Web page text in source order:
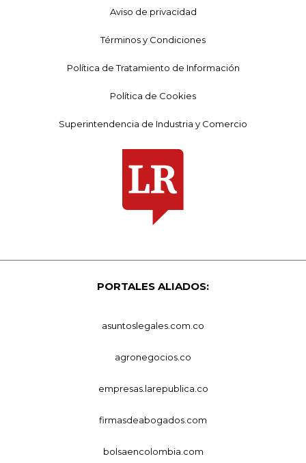
Aviso de privacidad
Términos y Condiciones
Política de Tratamiento de Información
Política de Cookies
Superintendencia de Industria y Comercio
PORTALES ALIADOS:
asuntoslegales.com.co
agronegocios.co
empresas.larepublica.co
firmasdeabogados.com
bolsaencolombia.com